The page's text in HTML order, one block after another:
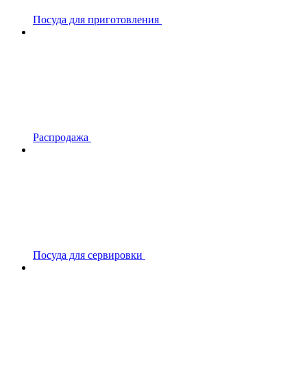
Посуда для приготовления
Распродажа
Посуда для сервировки